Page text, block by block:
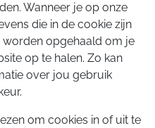
Wanneer je op onze
die in de cookie zijn
opgehaald om je
op te halen. Zo kan
over jou gebruik
om cookies in of uit te